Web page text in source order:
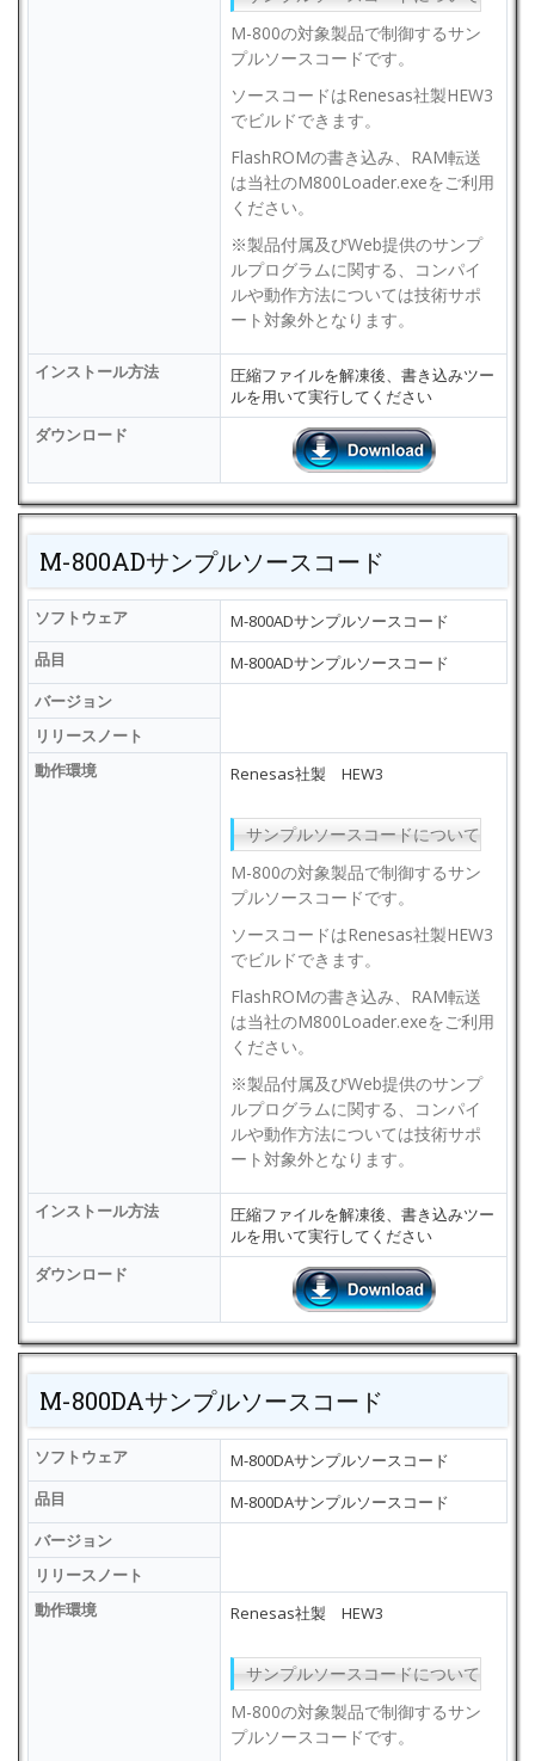
M-800の対象製品で制御するサン
プルソースコードです。
ソースコードはRenesas社製HEW3
でビルドできます。
FlashROMの書き込み、RAM転送
は当社のM800Loader.exeをご利用
ください。
※製品付属及びWeb提供のサンプ
ルプログラムに関する、コンパイ
ルや動作方法については技術サポ
ート対象外となります。
インストール方法
圧縮ファイルを解凍後、書き込みツー
ルを用いて実行してください
ダウンロード
M-800ADサンプルソースコード
ソフトウェア
M-800ADサンプルソースコード
品目
M-800ADサンプルソースコード
バージョン
リリースノート
動作環境
Renesas社製 HEW3
サンプルソースコードについて
M-800の対象製品で制御するサン
プルソースコードです。
ソースコードはRenesas社製HEW3
でビルドできます。
FlashROMの書き込み、RAM転送
は当社のM800Loader.exeをご利用
ください。
※製品付属及びWeb提供のサンプ
ルプログラムに関する、コンパイ
ルや動作方法については技術サポ
ート対象外となります。
インストール方法
圧縮ファイルを解凍後、書き込みツー
ルを用いて実行してください
ダウンロード
M-800DAサンプルソースコード
ソフトウェア
M-800DAサンプルソースコード
品目
M-800DAサンプルソースコード
バージョン
リリースノート
動作環境
Renesas社製 HEW3
サンプルソースコードについて
M-800の対象製品で制御するサン
プルソースコードです。